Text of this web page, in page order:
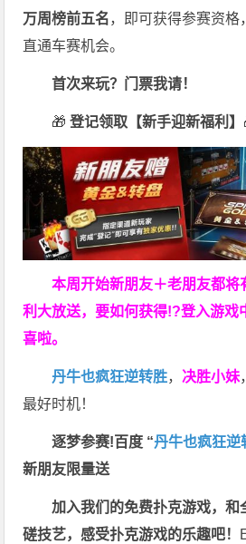
万周榜前五名，即可获得参赛资格
直通车赛机会。
首次来玩？门票我请！
🎁 登记领取【新手迎新福利】
本周开始新朋友＋老朋友都将
利大放送，要如何获得!?登入游戏
喜啦。
丹牛也疯狂逆转胜， 决胜小妹
最好时机！
逐梦参赛!百度 “丹牛也疯狂逆
新朋友限量送
加入我们的免费扑克游戏，和
磋技艺，感受扑克游戏的乐趣吧！